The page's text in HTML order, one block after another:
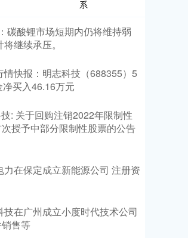
碳酸锂市场短期内仍将维持弱
继续承压。
情快报：明志科技（688355）5
买入46.16万元
: 关于回购注销2022年限制性
授予中部分限制性股票的公告
力在保定成立新能源公司 注册资
技在广州成立小度时代技术公司
售等